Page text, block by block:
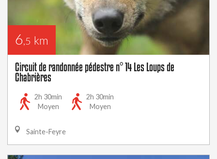
6,5 km
Circuit de randonnée pédestre n° 14 Les Loups de
Chabrières
2h 30min
Moyen
2h 30min
Moyen
Sainte-Feyre